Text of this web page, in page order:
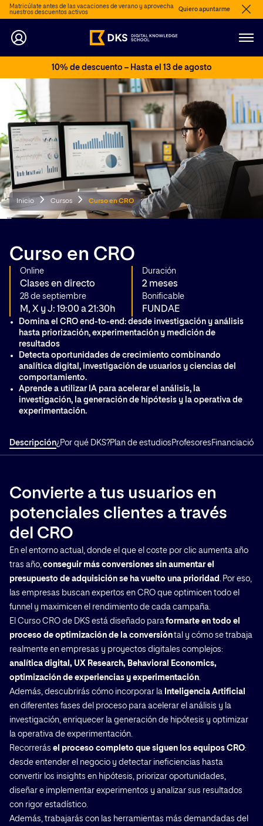
Matricúlate antes de las vacaciones de verano y aprovecha
nuestros descuentos activos
Quiero apuntarme
10% de descuento – Hasta el 13 de agosto
Inicio Cursos Curso en CRO
Curso en CRO
Online
Clases en directo
Duración
2 meses
28 de septiembre
M, X y J: 19:00 a 21:30h
Bonificable
FUNDAE
Domina el CRO end-to-end: desde investigación y análisis
hasta priorización, experimentación y medición de
resultados
Detecta oportunidades de crecimiento combinando
analítica digital, investigación de usuarios y ciencias del
comportamiento.
Aprende a utilizar IA para acelerar el análisis, la
investigación, la generación de hipótesis y la operativa de
experimentación.
Descripción¿Por qué DKS?Plan de estudios Profesores Financiación
Convierte a tus usuarios en
potenciales clientes a través
del CRO
En el entorno actual, donde el que el coste por clic aumenta año
tras año, conseguir más conversiones sin aumentar el
presupuesto de adquisición se ha vuelto una prioridad
. Por eso,
las empresas buscan expertos en CRO que optimicen todo el
funnel y maximicen el rendimiento de cada campaña.
El Curso CRO de DKS está diseñado para formarte en todo el
proceso de optimización de la conversióntal y cómo se trabaja
realmente en empresas y proyectos digitales complejos:
analítica digital, UX Research, Behavioral Economics,
optimización de experiencias y experimentación
Además, descubrirás cómo incorporar la Inteligencia Artificial
en diferentes fases del proceso para acelerar el análisis y la
investigación, enriquecer la generación de hipótesis y optimizar
la operativa de experimentación.
Recorrerás el proceso completo que siguen los equipos CRO:
desde entender el negocio y detectar ineficiencias hasta
convertir los insights en hipótesis, priorizar oportunidades,
diseñar e implementar experimentos y analizar sus resultados
con rigor estadístico.
Además, trabajarás con las herramientas más demandadas del